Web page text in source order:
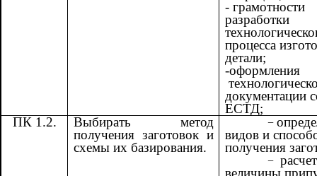
- грамотности
разработки
процесса
детали;
-оформления
документации
ЕСТД;
ПК 1.2.
Выбирать метод
получения заготовок и
схемы их базирования.
видов и
получения
расчет
величины